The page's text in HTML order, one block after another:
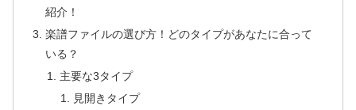
紹介！
楽譜ファイルの選び方！どのタイプがあなたに合って
いる？
主要な3タイプ
見開きタイプ